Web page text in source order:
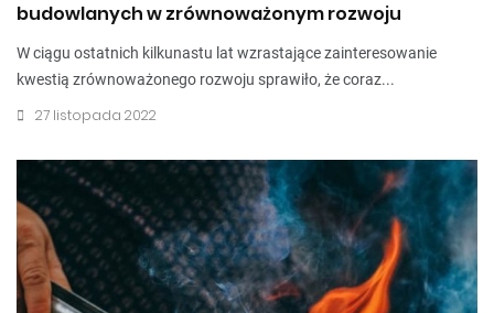
budowlanych w zrównoważonym rozwoju
W ciągu ostatnich kilkunastu lat wzrastające zainteresowanie
kwestią zrównoważonego rozwoju sprawiło, że coraz...
27 listopada 2022